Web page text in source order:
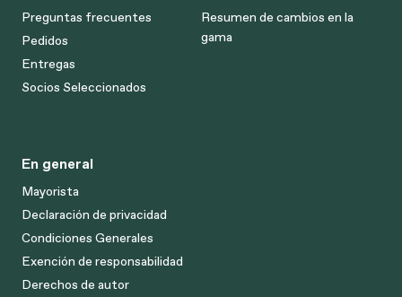
Preguntas frecuentes
Pedidos
Entregas
Socios Seleccionados
Resumen de cambios en la
gama
En general
Mayorista
Declaración de privacidad
Condiciones Generales
Exención de responsabilidad
Derechos de autor